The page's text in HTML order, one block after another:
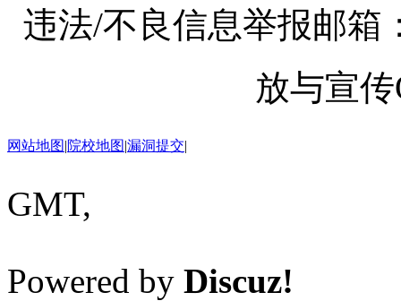
违法/不良信息举报邮箱
放与宣传
网站地图|院校地图|漏洞提交|
GMT,
Powered by Discuz!